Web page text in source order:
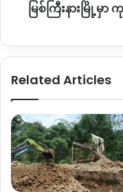
လတ်တလော အထက်ဖော်
လက်လုပ်လက်စားတွေနဲ့ရွှေ
သွားကြပြီးနောက် ပယင်
စည်ကားနေပြီလို့ သိရပါ
စစ်တပ်အာကာမသိမ်းမှီ ၂
ပယင်းမှော်တွေထဲမှာ စစ်
တိုက်ပွဲတွေမကြာခနဖြစ်
ဒါ့အပြင် ဒေသခံအမျာ
ဟာ အဓိကဝင်ငွေအရင်း
ပြတ်လပ်မြစ်ကြီးနားမြို့မှာ
Related Articles